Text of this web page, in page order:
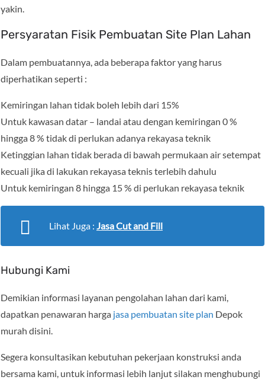
yakin.
Persyaratan Fisik Pembuatan Site Plan Lahan
Dalam pembuatannya, ada beberapa faktor yang harus
diperhatikan seperti :
Kemiringan lahan tidak boleh lebih dari 15%
Untuk kawasan datar – landai atau dengan kemiringan 0 %
hingga 8 % tidak di perlukan adanya rekayasa teknik
Ketinggian lahan tidak berada di bawah permukaan air setempat
kecuali jika di lakukan rekayasa teknis terlebih dahulu
Untuk kemiringan 8 hingga 15 % di perlukan rekayasa teknik
Lihat Juga : Jasa Cut and Fill
Hubungi Kami
Demikian informasi layanan pengolahan lahan dari kami,
dapatkan penawaran harga jasa pembuatan site plan Depok
murah disini.
Segera konsultasikan kebutuhan pekerjaan konstruksi anda
bersama kami, untuk informasi lebih lanjut silakan menghubungi